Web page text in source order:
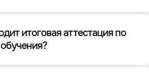
итоговая аттестация по